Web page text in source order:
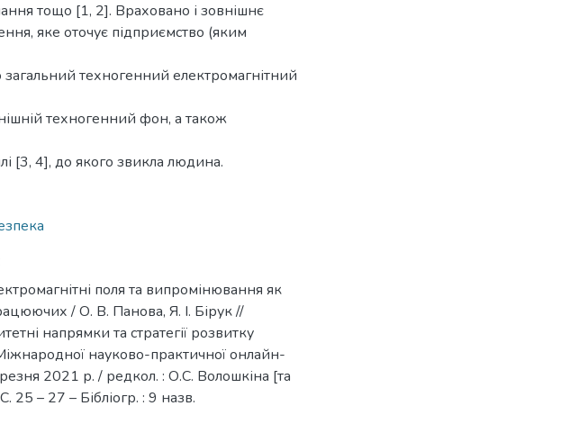
тощо [1, 2]. Враховано і зовнішнє
яке оточує підприємство (яким
техногенний електромагнітний
техногенний фон, а також
[3, 4], до якого звикла людина.
поля та випромінювання як
/ О. В. Панова, Я. І. Бірук //
напрямки та стратегії розвитку
науково-практичної онлайн-
2021 р. / редкол. : О.С. Волошкіна [та
25 – 27 – Бібліогр. : 9 назв.